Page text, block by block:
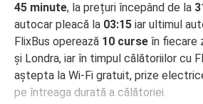
45 minute, la prețuri începând de la
autocar pleacă la 03:15 iar ultimul
FlixBus operează 10 curse în fiecare
și Londra, iar în timpul călătoriilor cu
aștepta la Wi-Fi gratuit, prize
pe întreaga durată a călătoriei.